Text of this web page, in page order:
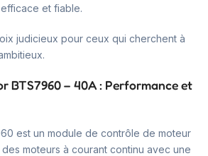
et fiable.
judicieux pour ceux qui cherchent à
BTS7960 – 40A : Performance et
est un module de contrôle de moteur
moteurs à courant continu avec une